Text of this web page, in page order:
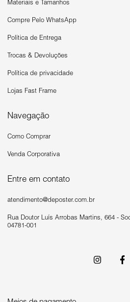
Materiais e Tamanhos
Compre Pelo WhatsApp
Política de Entrega
Trocas & Devoluções
Política de privacidade
Lojas Fast Frame
Navegação
Como Comprar
Venda Corporativa
Entre em contato
atendimento@deposter.com.br
Rua Doutor Luís Arrobas Martins, 664 -
04781-001